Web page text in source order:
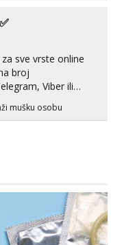
sve vrste online
broj
Viber ili
mušku osobu